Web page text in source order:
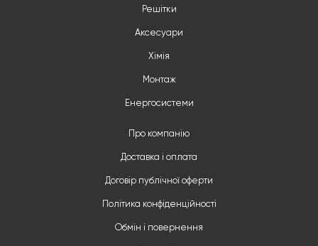
Решітки
Аксесуари
Хімія
Монтаж
Енергосистеми
Про компанію
Доставка і оплата
Договір публічної оферти
Політика конфіденційності
Обмін і повернення